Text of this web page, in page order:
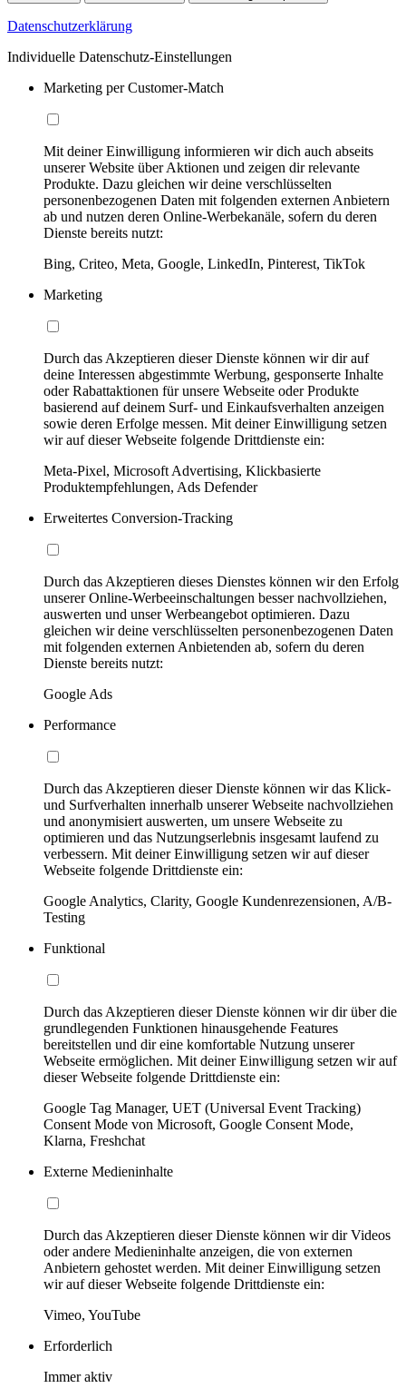
Datenschutzerklärung
Individuelle Datenschutz-Einstellungen
Marketing per Customer-Match
Mit deiner Einwilligung informieren wir dich auch abseits
unserer Website über Aktionen und zeigen dir relevante
Produkte. Dazu gleichen wir deine verschlüsselten
personenbezogenen Daten mit folgenden externen Anbietern
ab und nutzen deren Online-Werbekanäle, sofern du deren
Dienste bereits nutzt:
Bing, Criteo, Meta, Google, LinkedIn, Pinterest, TikTok
Marketing
Durch das Akzeptieren dieser Dienste können wir dir auf
deine Interessen abgestimmte Werbung, gesponserte Inhalte
oder Rabattaktionen für unsere Webseite oder Produkte
basierend auf deinem Surf- und Einkaufsverhalten anzeigen
sowie deren Erfolge messen. Mit deiner Einwilligung setzen
wir auf dieser Webseite folgende Drittdienste ein:
Meta-Pixel, Microsoft Advertising, Klickbasierte
Produktempfehlungen, Ads Defender
Erweitertes Conversion-Tracking
Durch das Akzeptieren dieses Dienstes können wir den Erfolg
unserer Online-Werbeeinschaltungen besser nachvollziehen,
auswerten und unser Werbeangebot optimieren. Dazu
gleichen wir deine verschlüsselten personenbezogenen Daten
mit folgenden externen Anbietenden ab, sofern du deren
Dienste bereits nutzt:
Google Ads
Performance
Durch das Akzeptieren dieser Dienste können wir das Klick-
und Surfverhalten innerhalb unserer Webseite nachvollziehen
und anonymisiert auswerten, um unsere Webseite zu
optimieren und das Nutzungserlebnis insgesamt laufend zu
verbessern. Mit deiner Einwilligung setzen wir auf dieser
Webseite folgende Drittdienste ein:
Google Analytics, Clarity, Google Kundenrezensionen, A/B-
Testing
Funktional
Durch das Akzeptieren dieser Dienste können wir dir über die
grundlegenden Funktionen hinausgehende Features
bereitstellen und dir eine komfortable Nutzung unserer
Webseite ermöglichen. Mit deiner Einwilligung setzen wir auf
dieser Webseite folgende Drittdienste ein:
Google Tag Manager, UET (Universal Event Tracking)
Consent Mode von Microsoft, Google Consent Mode,
Klarna, Freshchat
Externe Medieninhalte
Durch das Akzeptieren dieser Dienste können wir dir Videos
oder andere Medieninhalte anzeigen, die von externen
Anbietern gehostet werden. Mit deiner Einwilligung setzen
wir auf dieser Webseite folgende Drittdienste ein:
Vimeo, YouTube
Erforderlich
Immer aktiv